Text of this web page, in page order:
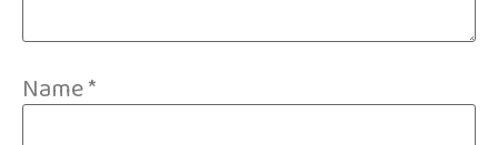
Name*